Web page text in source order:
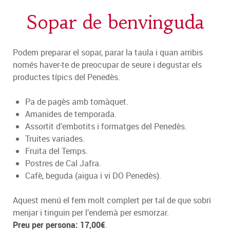
Sopar de benvinguda
Podem preparar el sopar, parar la taula i quan arribis
només haver-te de preocupar de seure i degustar els
productes típics del Penedès.
Pa de pagès amb tomàquet.
Amanides de temporada.
Assortit d’embotits i formatges del Penedès.
Truites variades.
Fruita del Temps.
Postres de Cal Jafra.
Cafè, beguda (aigua i vi DO Penedès).
Aquest menú el fem molt complert per tal de que sobri
menjar i tinguin per l’endemà per esmorzar.
Preu per persona: 17,00€.